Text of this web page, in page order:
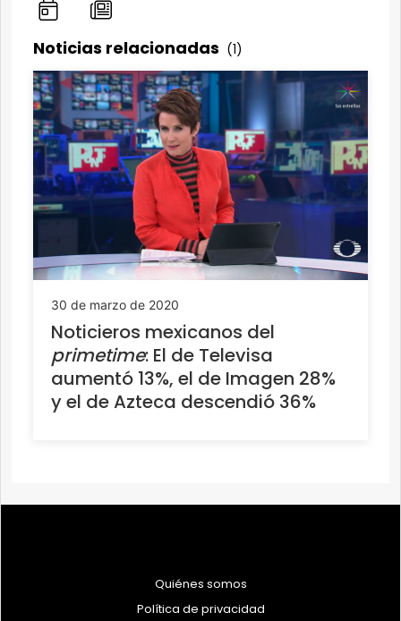
Noticias relacionadas (1)
30 de marzo de 2020
Noticieros mexicanos del
primetime: El de Televisa
aumentó 13%, el de Imagen 28%
y el de Azteca descendió 36%
Quiénes somos
Política de privacidad